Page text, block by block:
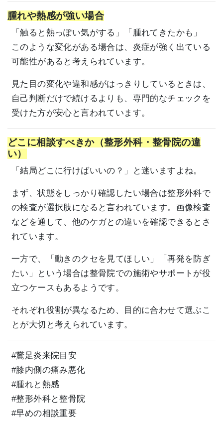
腫れや熱感が強い場合
「触ると熱っぽい気がする」「腫れてきたかも」
このような変化がある場合は、炎症が強く出ている
可能性があると考えられています。
見た目の変化や違和感がはっきりしているときは、
自己判断だけで続けるよりも、専門的なチェックを
受けた方が安心と言われています。
どこに相談すべきか（整形外科・整骨院の違
い）
「結局どこに行けばいいの？」と迷いますよね。
まず、状態をしっかり確認したい場合は整形外科で
の検査が選択肢になると言われています。画像検査
などを通して、他のケガとの違いを確認できるとさ
れています。
一方で、「動きのクセを見てほしい」「再発を防ぎ
たい」という場合は整骨院での施術やサポートが役
立つケースもあるようです。
それぞれ役割が異なるため、目的に合わせて選ぶこ
とが大切と考えられています。
#鵞足炎来院目安
#膝内側の痛み悪化
#腫れと熱感
#整形外科と整骨院
#早めの相談重要